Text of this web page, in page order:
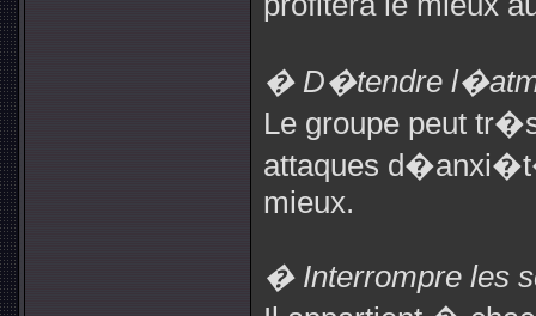
� D�tendre
Le groupe peut
attaques
mieux.
� Interrompre les